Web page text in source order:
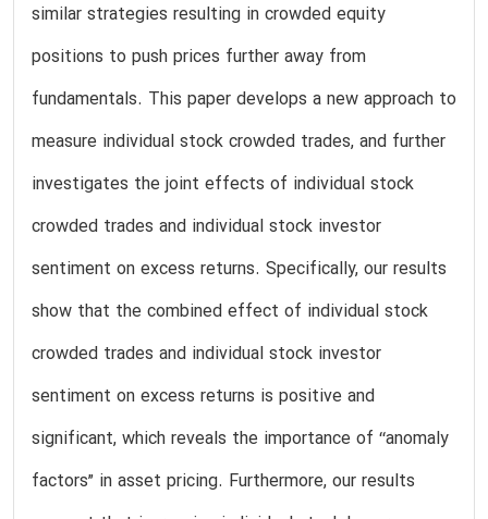
similar strategies resulting in crowded equity
positions to push prices further away from
fundamentals. This paper develops a new approach to
measure individual stock crowded trades, and further
investigates the joint effects of individual stock
crowded trades and individual stock investor
sentiment on excess returns. Specifically, our results
show that the combined effect of individual stock
crowded trades and individual stock investor
sentiment on excess returns is positive and
significant, which reveals the importance of ‘‘anomaly
factors” in asset pricing. Furthermore, our results